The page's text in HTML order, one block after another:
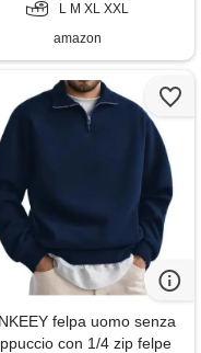
L M XL XXL
amazon
felpa uomo senza
con 1/4 zip felpe